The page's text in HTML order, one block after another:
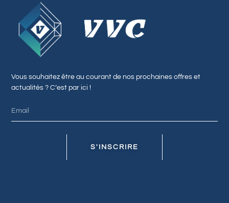
Vous souhaitez être au courant de nos prochaines offres et
actualités ? C’est par ici !
S'INSCRIRE